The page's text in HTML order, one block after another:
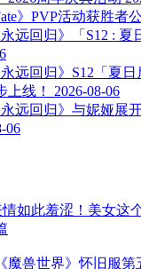
》PVP活动获胜者
永远回归》「S12 :
永远回归》S12「夏
上线！
2026-08-06
永远回归》与妮娅展
06
如此羞涩！美女这
魔兽世界》怀旧服第